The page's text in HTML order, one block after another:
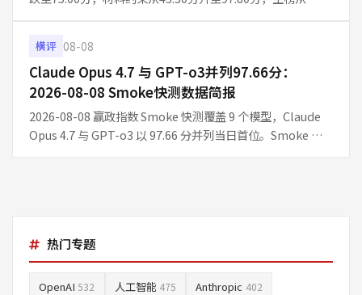
横评 08-08
Claude Opus 4.7 与 GPT-o3并列97.66分：
2026-08-08 Smoke快测数据简报
2026-08-08 赢政指数 Smoke 快测覆盖 9 个模型，Claude
Opus 4.7 与 GPT-o3 以 97.66 分并列当日首位。Smoke 为
热门专题
OpenAI 532 人工智能 475 Anthropic 402